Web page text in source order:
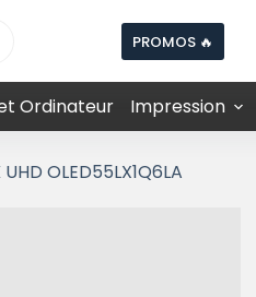
PROMOS 🔥
Ordinateur Impression
OLED55LX1Q6LA